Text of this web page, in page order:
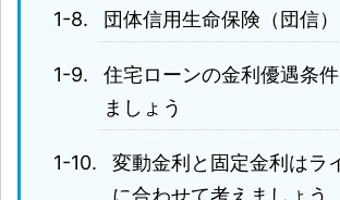
団体信用生命保険（団信
住宅ローンの金利優遇条
ましょう
変動金利と固定金利はラ
に合わせて考えましょう